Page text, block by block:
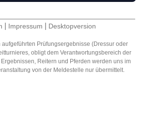
Impressum Desktopversion
aufgeführten Prüfungsergebnisse (Dressur oder
obligt dem Verantwortungsbereich der
Reitern und Pferden werden uns im
von der Meldestelle nur übermittelt.